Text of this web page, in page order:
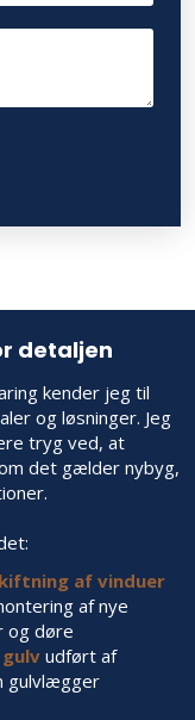
detaljen
kender jeg til
og løsninger. Jeg
tryg ved, at
det gælder nybyg,
af vinduer
af nye
og døre
udført af
gulvlægger